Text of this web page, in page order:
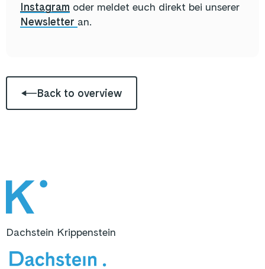
Instagram oder meldet euch direkt bei unserer
Newsletter an.
Back to overview
Dachstein Krippenstein